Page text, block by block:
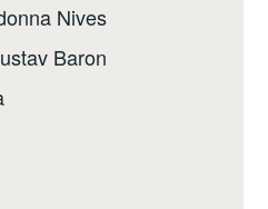
Nives
Baron